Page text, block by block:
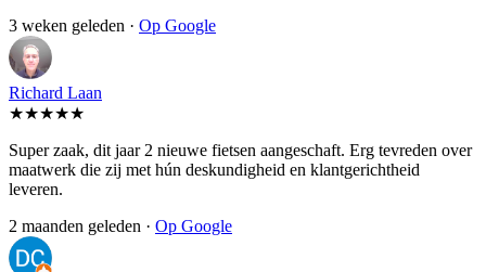
3 weken geleden · Op Google
Richard Laan
★★★★★
Super zaak, dit jaar 2 nieuwe fietsen aangeschaft. Erg tevreden over
maatwerk die zij met hún deskundigheid en klantgerichtheid
leveren.
2 maanden geleden · Op Google